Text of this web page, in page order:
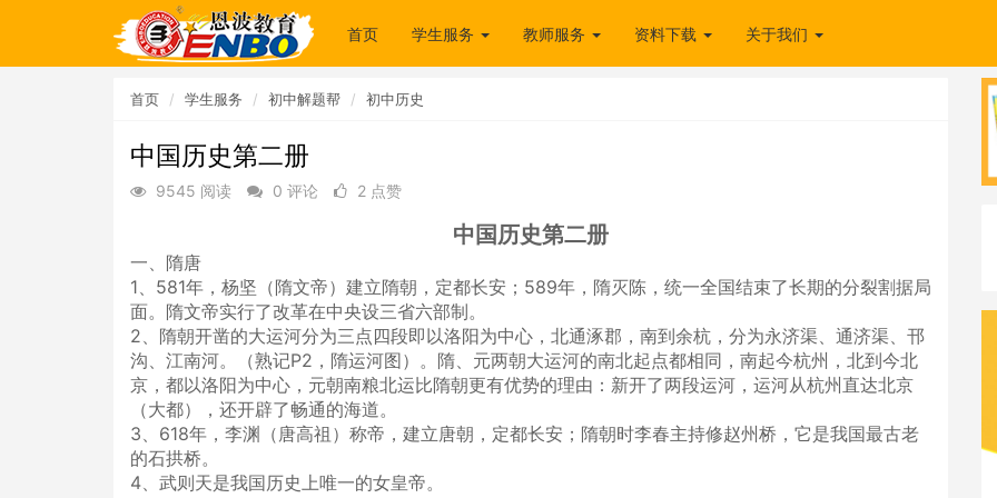
首页 学生服务 教师服务 资料下载 关于我们
首页 学生服务 初中解题帮 初中历史
中国历史第二册
9545 阅读 0 评论 2 点赞
中国历史第二册
一、隋唐
1、581年，杨坚（隋文帝）建立隋朝，定都长安；589年，隋灭陈，统一全国结束了长期的分裂割据局
面。隋文帝实行了改革在中央设三省六部制。
2、隋朝开凿的大运河分为三点四段即以洛阳为中心，北通涿郡，南到余杭，分为永济渠、通济渠、邗
沟、江南河。（熟记P2，隋运河图）。隋、元两朝大运河的南北起点都相同，南起今杭州，北到今北
京，都以洛阳为中心，元朝南粮北运比隋朝更有优势的理由：新开了两段运河，运河从杭州直达北京
（大都），还开辟了畅通的海道。
3、618年，李渊（唐高祖）称帝，建立唐朝，定都长安；隋朝时李春主持修赵州桥，它是我国最古老
的石拱桥。
4、武则天是我国历史上唯一的女皇帝。